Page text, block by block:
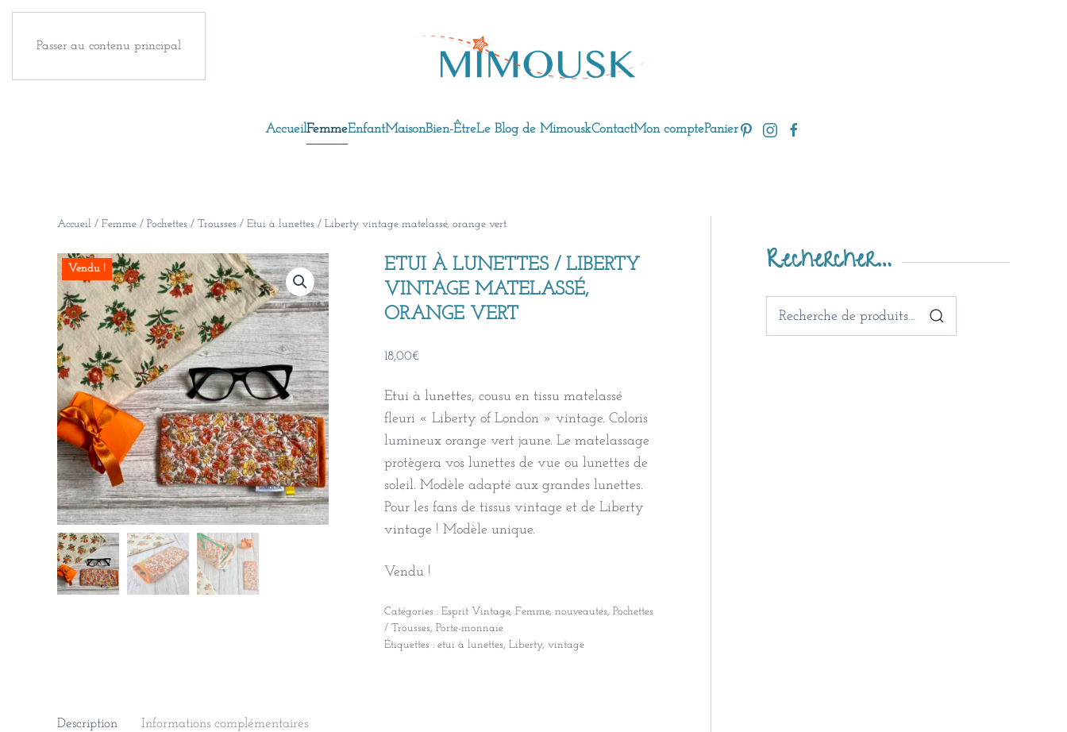
Passer au contenu principal
AccueilFemmeEnfantMaisonBien-ÊtreLe Blog de MimouskContactMon comptePanier
Accueil / Femme / Pochettes / Trousses / Etui à lunettes / Liberty vintage matelassé, orange vert
Vendu !
ETUI À LUNETTES / LIBERTY
VINTAGE MATELASSÉ,
ORANGE VERT
18,00€
Etui à lunettes, cousu en tissu matelassé
fleuri « Liberty of London » vintage. Coloris
lumineux orange vert jaune. Le matelassage
protègera vos lunettes de vue ou lunettes de
soleil. Modèle adapté aux grandes lunettes.
Pour les fans de tissus vintage et de Liberty
vintage ! Modèle unique.
Vendu !
Catégories : Esprit Vintage, Femme, nouveautés, Pochettes
/ Trousses, Porte-monnaie
Étiquettes : etui à lunettes, Liberty, vintage
Description Informations complémentaires
Rechercher…
Recherche